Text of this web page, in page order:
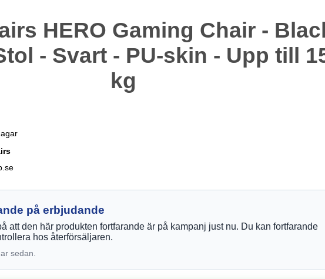
HERO Gaming Chair -
- Svart - PU-skin - Upp till
kg
på erbjudande
att den här produkten fortfarande är på kampanj just nu. Du kan fortfarande
hos återförsäljaren.
sedan.